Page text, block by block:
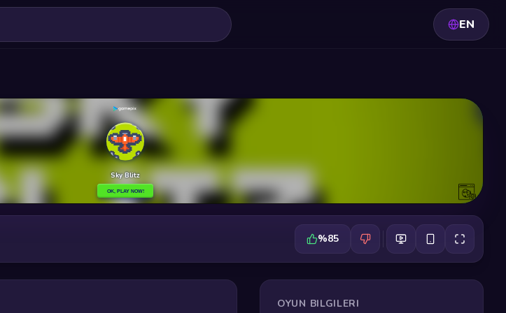
EN
%85
OYUN BILGILERI